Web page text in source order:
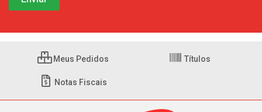
Meus Pedidos Títulos
Notas Fiscais